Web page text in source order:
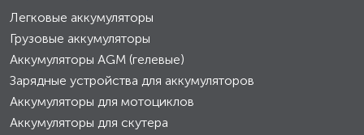
Легковые аккумуляторы
Грузовые аккумуляторы
Аккумуляторы AGM (гелевые)
Зарядные устройства для аккумуляторов
Аккумуляторы для мотоциклов
Аккумуляторы для скутера